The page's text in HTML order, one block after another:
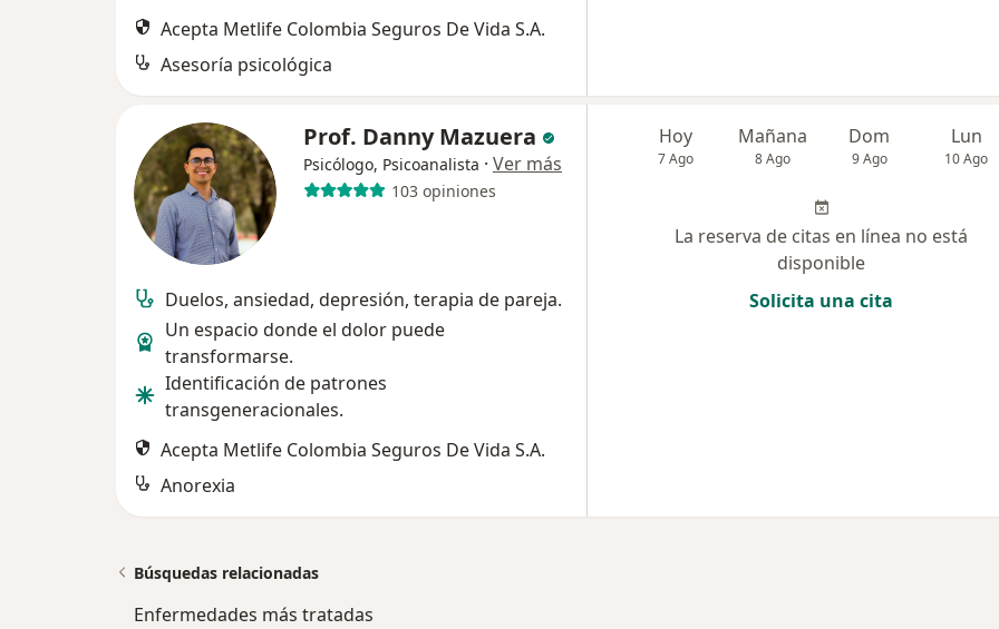
Acepta Metlife Colombia Seguros De Vida S.A.
Asesoría psicológica
Prof. Danny Mazuera
Psicólogo, Psicoanalista · Ver más
103 opiniones
Duelos, ansiedad, depresión, terapia de pareja.
Un espacio donde el dolor puede
transformarse.
Identificación de patrones
transgeneracionales.
Acepta Metlife Colombia Seguros De Vida S.A.
Anorexia
Hoy
7 Ago
Mañana
8 Ago
Dom
9 Ago
Lun
10 Ago
La reserva de citas en línea no está
disponible
Solicita una cita
Búsquedas relacionadas
Enfermedades más tratadas